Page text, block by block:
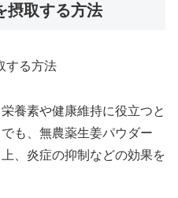
摂取する方法
する方法
養素や健康維持に役立つと
も、無農薬生姜パウダー
、炎症の抑制などの効果を